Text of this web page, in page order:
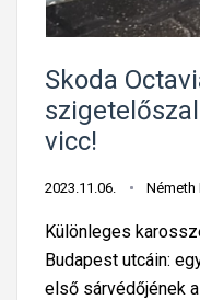
Skoda
vicc!
2023.11.06. Németh
Különleges
Budapest utcáin:
első sárvédőjének